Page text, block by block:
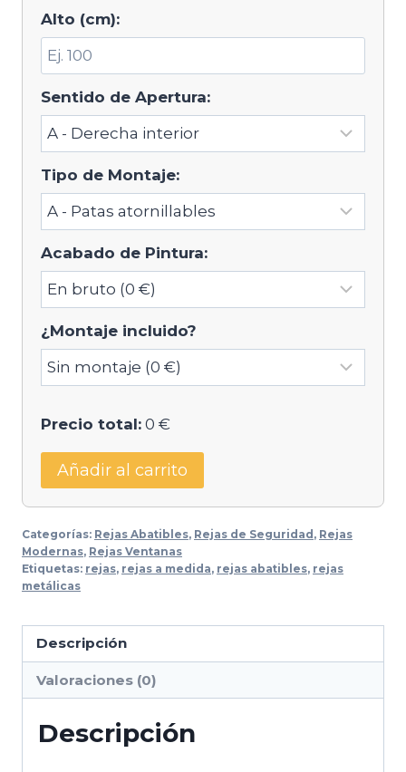
Alto (cm):
Sentido de Apertura:
Tipo de Montaje:
Acabado de Pintura:
¿Montaje incluido?
Precio total: 0 €
Añadir al carrito
Categorías: Rejas Abatibles, Rejas de Seguridad , Rejas
Modernas, Rejas Ventanas
Etiquetas: rejas, rejas a medida, rejas abatibles, rejas
metálicas
Descripción
Valoraciones (0)
Descripción